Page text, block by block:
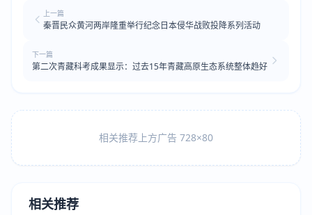
上一篇
秦晋民众黄河两岸隆重举行纪念日本侵华战败投降系列活动
下一篇
第二次青藏科考成果显示：过去15年青藏高原生态系统整体趋好
相关推荐上方广告 728×80
相关推荐